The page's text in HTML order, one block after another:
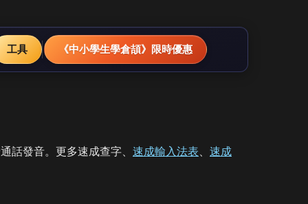
工具 《中小學生學倉頡》限時優惠
話發音。更多速成查字、 速成輸入法表、 速成